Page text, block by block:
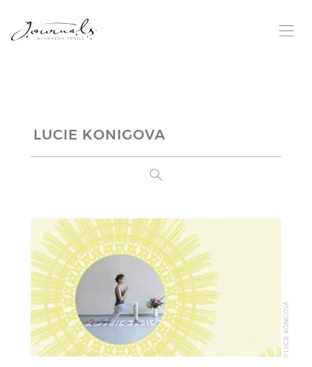
© LUCIE KÖNIGOVÁ